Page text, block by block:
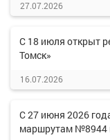
27.07.2026
С 18 июля открыт
Томск»
16.07.2026
С 27 июня 2026
маршрутам №8944